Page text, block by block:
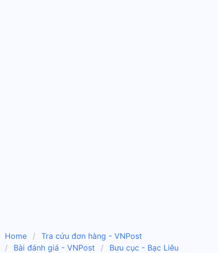
Home
Tra cứu đơn hàng - VNPost
Bài đánh giá - VNPost
Bưu cục - Bạc Liêu